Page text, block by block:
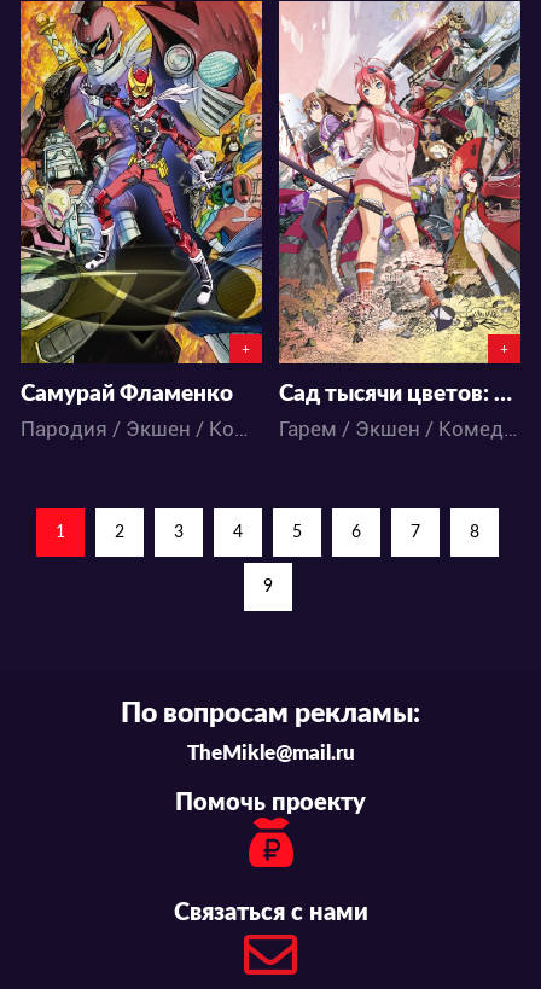
3771
0 3
+
Самурай Фламенко
Пародия / Экшен / Комедия / Аниме
7484
1 7
+
Сад тысячи цветов: Невесты-самураи
Гарем / Экшен / Комедия / Школа / Этти / Аниме
1 2 3 4 5 6 7 8
9
По вопросам рекламы:
TheMikle@mail.ru
Помочь проекту
Связаться с нами